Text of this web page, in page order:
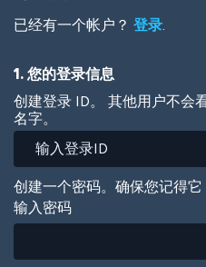
已经有一个帐户？ 登录.
1. 您的登录信息
创建登录 ID。 其他用户不会
名字。
创建一个密码。确保您记得它
输入密码